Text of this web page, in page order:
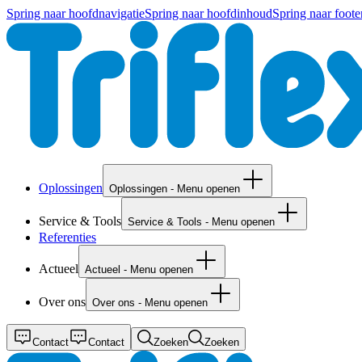
Spring naar hoofdnavigatieSpring naar hoofdinhoudSpring naar
Oplossingen Oplossingen - Menu openen
Service & Tools Service & Tools - Menu openen
Referenties
Actueel Actueel - Menu openen
Over ons Over ons - Menu openen
Contact Contact Zoeken Zoeken